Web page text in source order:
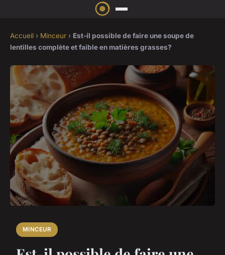
Accueil › Minceur › Est-il possible de faire une soupe de
lentilles complète et faible en matières grasses?
MINCEUR